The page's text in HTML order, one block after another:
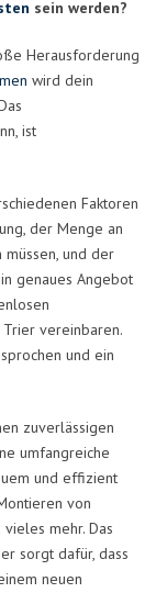
sein werden?
Herausforderung
wird dein
ist
Faktoren
der Menge an
und der
genaues Angebot
vereinbaren.
und ein
zuverlässigen
umfangreiche
und effizient
von
vieles mehr. Das
sorgt dafür, dass
neuen